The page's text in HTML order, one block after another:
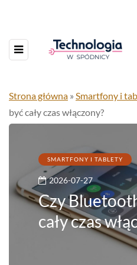
Strona główna » Smartfony i
być cały czas włączony?
SMARTFONY I TABLETY
2026-07-27
Czy
cały czas